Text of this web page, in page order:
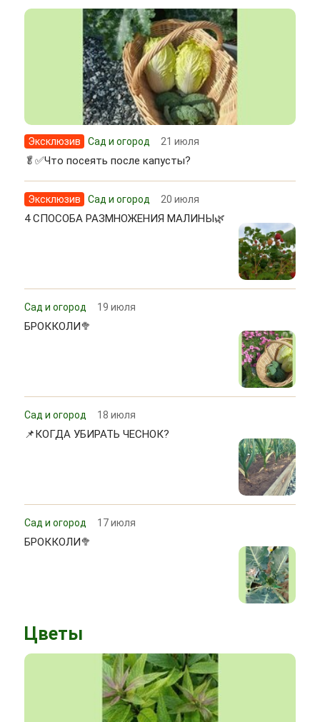
Эксклюзив Сад и огород 21 июля
🥬✅Что посеять после капусты?
Эксклюзив Сад и огород 20 июля
4 СПОСОБА РАЗМНОЖЕНИЯ МАЛИНЫ🌿
Сад и огород 19 июля
БРОККОЛИ🥦
Сад и огород 18 июля
📌КОГДА УБИРАТЬ ЧЕСНОК?
Сад и огород 17 июля
БРОККОЛИ🥦
Цветы